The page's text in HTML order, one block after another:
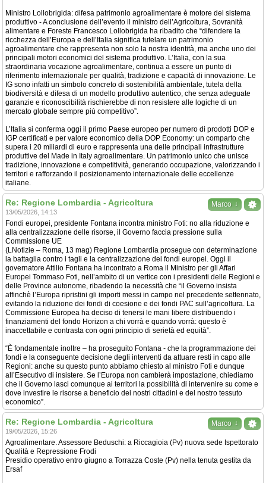
Ministro Lollobrigida: difesa patrimonio agroalimentare è motore del sistema
produttivo - A conclusione dell’evento il ministro dell’Agricoltura, Sovranità
alimentare e Foreste Francesco Lollobrigida ha ribadito che “difendere la
ricchezza dell’Europa e dell’Italia significa tutelare un patrimonio
agroalimentare che rappresenta non solo la nostra identità, ma anche uno dei
principali motori economici del sistema produttivo. L’Italia, con la sua
straordinaria vocazione agroalimentare, continua a essere un punto di
riferimento internazionale per qualità, tradizione e capacità di innovazione. Le
IG sono infatti un simbolo concreto di sostenibilità ambientale, tutela della
biodiversità e difesa di un modello produttivo autentico, che senza adeguate
garanzie e riconoscibilità rischierebbe di non resistere alle logiche di un
mercato globale sempre più competitivo”.
L’Italia si conferma oggi il primo Paese europeo per numero di prodotti DOP e
IGP certificati e per valore economico della DOP Economy: un comparto che
supera i 20 miliardi di euro e rappresenta una delle principali infrastrutture
produttive del Made in Italy agroalimentare. Un patrimonio unico che unisce
tradizione, innovazione e competitività, generando occupazione, valorizzando i
territori e rafforzando il posizionamento internazionale delle eccellenze
italiane.
Marco ↓
Re: Regione Lombardia - Agricoltura
13/05/2026, 14:13
Fondi europei, presidente Fontana incontra ministro Foti: no alla riduzione e
alla centralizzazione delle risorse, il Governo faccia pressione sulla
Commissione UE
(LNotizie – Roma, 13 mag) Regione Lombardia prosegue con determinazione
la battaglia contro i tagli e la centralizzazione dei fondi europei. Oggi il
governatore Attilio Fontana ha incontrato a Roma il Ministro per gli Affari
Europei Tommaso Foti, nell’ambito di un vertice con i presidenti delle Regioni e
delle Province autonome, ribadendo la necessità che “il Governo insista
affinchè l’Europa ripristini gli importi messi in campo nel precedente settennato,
evitando la riduzione dei fondi di coesione e dei fondi PAC sull’agricoltura. La
Commissione Europea ha deciso di tenersi le mani libere distribuendo i
finanziamenti del fondo Horizon a chi vorrà e quando vorrà: questo è
inaccettabile e contrasta con ogni principio di serietà ed equità”.
“È fondamentale inoltre – ha proseguito Fontana - che la programmazione dei
fondi e la conseguente decisione degli interventi da attuare resti in capo alle
Regioni: anche su questo punto abbiamo chiesto al ministro Foti e dunque
all’Esecutivo di insistere. Se l’Europa non cambierà impostazione, chiediamo
che il Governo lasci comunque ai territori la possibilità di intervenire su come e
dove investire le risorse a beneficio dei nostri cittadini e del nostro tessuto
economico”.
Marco ↓
Re: Regione Lombardia - Agricoltura
19/05/2026, 15:26
Agroalimentare. Assessore Beduschi: a Riccagioia (Pv) nuova sede Ispettorato
Qualità e Repressione Frodi
Presidio operativo entro giugno a Torrazza Coste (Pv) nella tenuta gestita da
Ersaf